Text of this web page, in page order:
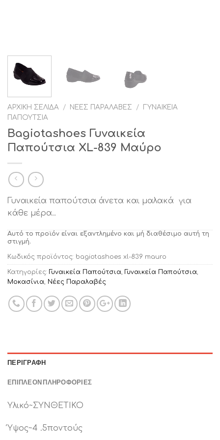
ΑΡΧΙΚΉ ΣΕΛΊΔΑ / ΝΈΕΣ ΠΑΡΑΛΑΒΈΣ /
ΓΥΝΑΙΚΕΊΑ
ΠΑΠΟΎΤΣΙΑ
Bagiotashoes Γυναικεία
Παπούτσια XL-839 Μαύρο
Γυναικεία παπούτσια άνετα και μαλακά για
κάθε μέρα..
Αυτό το προϊόν είναι εξαντλημένο και μή διαθέσιμο αυτή τη
στιγμή.
Κωδικός προϊόντος: bagiotashoes xl-839 mauro
Κατηγορίες: Γυναικεία Παπούτσια, Γυναικεία Παπούτσια,
Μοκασίνια, Νέες Παραλαβές
ΠΕΡΙΓΡΑΦΉ
ΕΠΙΠΛΈΟΝ ΠΛΗΡΟΦΟΡΊΕΣ
Υλικό~ΣΥΝΘΕΤΙΚΟ
Ύψος~4 .5ποντούς